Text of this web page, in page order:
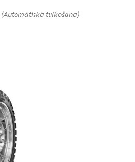
(Automātiskā tulkošana)